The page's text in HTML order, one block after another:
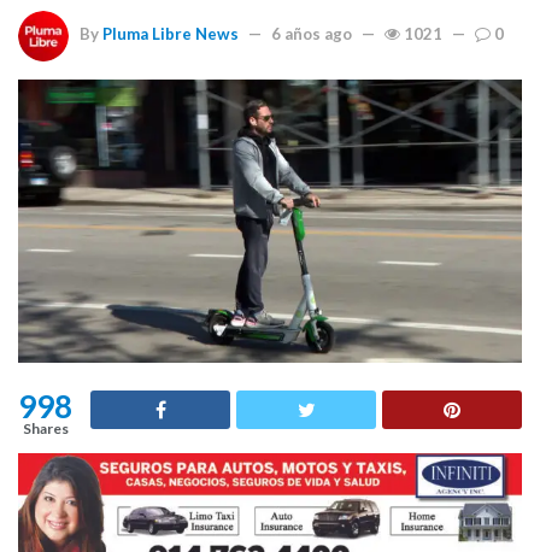
By Pluma Libre News 6 años ago 1021 0
998
Shares